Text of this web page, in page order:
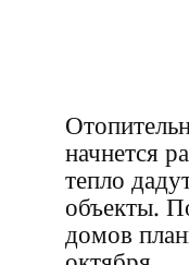
начнется
тепло
объекты.
домов